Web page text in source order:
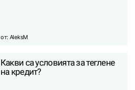
от: AleksM
Какви са условията за теглене
на кредит?